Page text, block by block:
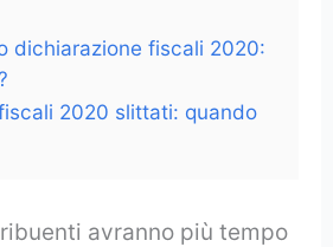
dichiarazione fiscali 2020:
2020 slittati: quando
avranno più tempo